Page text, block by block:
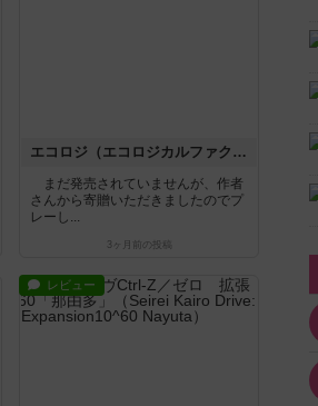
エコロジ（エコロジカルファクトリー）
まだ発売されていませんが、作者
さんから寄贈いただきましたのでプ
レーし...
3ヶ月前 の投稿
レビュー